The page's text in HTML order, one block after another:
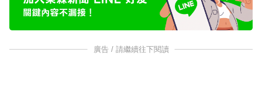
廣告 / 請繼續往下閱讀